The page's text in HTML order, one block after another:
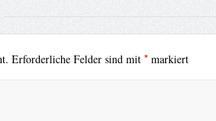
Erforderliche Felder sind mit *markiert